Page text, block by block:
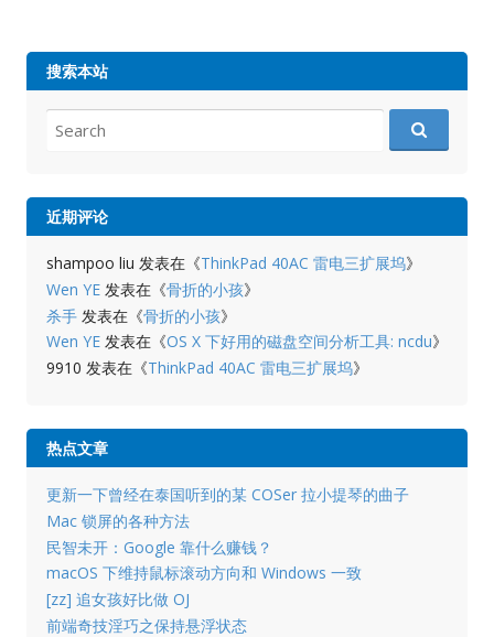
搜索本站
for:
近期评论
shampoo liu 发表在《ThinkPad 40AC 雷电三扩展坞》
Wen YE发表在《骨折的小孩》
杀手发表在《骨折的小孩》
Wen YE发表在《OS X 下好用的磁盘空间分析工具: ncdu》
9910 发表在《ThinkPad 40AC 雷电三扩展坞》
热点文章
更新一下曾经在泰国听到的某 COSer 拉小提琴的曲子
Mac 锁屏的各种方法
民智未开：Google 靠什么赚钱？
macOS 下维持鼠标滚动方向和 Windows 一致
[zz] 追女孩好比做 OJ
前端奇技淫巧之保持悬浮状态